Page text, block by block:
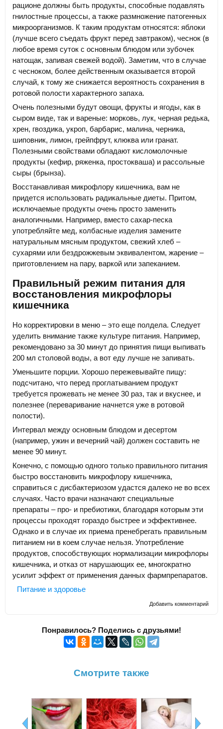
рационе должны быть продукты, способные подавлять
гнилостные процессы, а также размножение патогенных
микроорганизмов. К таким продуктам относятся: яблоки
(лучше всего съедать фрукт перед завтраком), чеснок (в
любое время суток с основным блюдом или зубочек
натощак, запивая свежей водой). Заметим, что в случае
с чесноком, более действенным оказывается второй
случай, к тому же снижается вероятность сохранения в
ротовой полости характерного запаха.
Очень полезными будут овощи, фрукты и ягоды, как в
сыром виде, так и вареные: морковь, лук, черная редька,
хрен, гвоздика, укроп, барбарис, малина, черника,
шиповник, лимон, грейпфрут, клюква или гранат.
Полезными свойствами обладают кисломолочные
продукты (кефир, ряженка, простокваша) и рассольные
сыры (брынза).
Восстанавливая микрофлору кишечника, вам не
придется использовать радикальные диеты. Притом,
исключаемые продукты очень просто заменить
аналогичными. Например, вместо сахар-песка
употребляйте мед, колбасные изделия замените
натуральным мясным продуктом, свежий хлеб –
сухарями или бездрожжевым эквивалентом, жарение –
приготовлением на пару, варкой или запеканием.
Правильный режим питания для
восстановления микрофлоры
кишечника
Но корректировки в меню – это еще полдела. Следует
уделить внимание также культуре питания. Например,
рекомендовано за 30 минут до принятия пищи выпивать
200 мл столовой воды, а вот еду лучше не запивать.
Уменьшите порции. Хорошо пережевывайте пищу:
подсчитано, что перед проглатыванием продукт
требуется прожевать не менее 30 раз, так и вкуснее, и
полезнее (переваривание начнется уже в ротовой
полости).
Интервал между основным блюдом и десертом
(например, ужин и вечерний чай) должен составить не
менее 90 минут.
Конечно, с помощью одного только правильного питания
быстро восстановить микрофлору кишечника,
справиться с дисбактериозом удастся далеко не во всех
случаях. Часто врачи назначают специальные
препараты – про- и пребиотики, благодаря которым эти
процессы проходят гораздо быстрее и эффективнее.
Однако и в случае их приема пренебрегать правильным
питанием ни в коем случае нельзя. Употребление
продуктов, способствующих нормализации микрофлоры
кишечника, и отказ от нарушающих ее, многократно
усилит эффект от применения данных фармпрепаратов.
Питание и здоровье
Добавить комментарий
Понравилось? Поделись с друзьями!
Смотрите также